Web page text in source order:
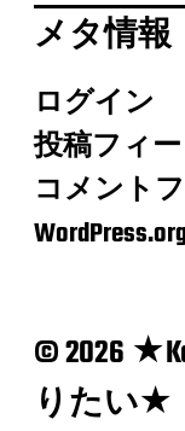
メタ情報
ログイン
投稿フィ
コメント
© 2026
りたい★